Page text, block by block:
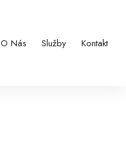
O Nás Služby Kontakt